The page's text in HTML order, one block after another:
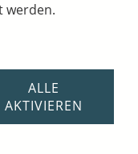
werden.
ALLE
AKTIVIEREN